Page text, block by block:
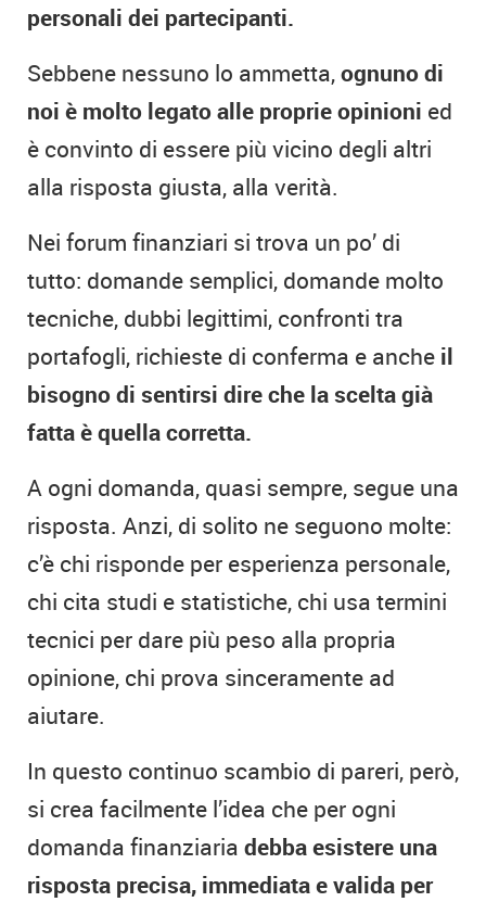
personali dei partecipanti.
Sebbene nessuno lo ammetta,ognuno di
noi è molto legato alle proprie opinioni ed
è convinto di essere più vicino degli altri
alla risposta giusta, alla verità.
Nei forum finanziari si trova un po’ di
tutto: domande semplici, domande molto
tecniche, dubbi legittimi, confronti tra
portafogli, richieste di conferma e anche il
bisogno di sentirsi dire che la scelta già
fatta è quella corretta.
A ogni domanda, quasi sempre, segue una
risposta. Anzi, di solito ne seguono molte:
c’è chi risponde per esperienza personale,
chi cita studi e statistiche, chi usa termini
tecnici per dare più peso alla propria
opinione, chi prova sinceramente ad
aiutare.
In questo continuo scambio di pareri, però,
si crea facilmente l’idea che per ogni
domanda finanziaria debba esistere una
risposta precisa, immediata e valida per